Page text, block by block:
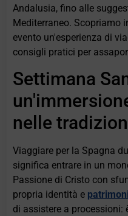
Andalusia, fino alle
Mediterraneo. Scopriamo
evento un'esperienza di
consigli pratici per
Settimana
nelle
Viaggiare per la Spagna
significa entrare in un
Passione di Cristo con
propria identità e
di assistere a processioni: